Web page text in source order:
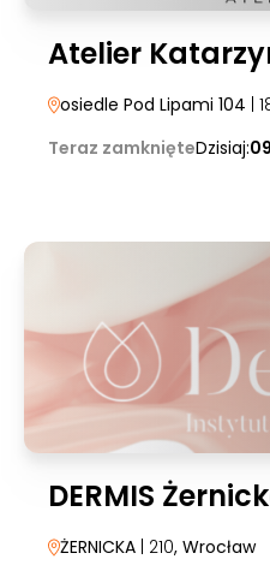
Atelier
osiedle Pod Lipami 104 |
Teraz zamknięteDzisiaj:
DERMIS
ŻERNICKA | 210, Wrocław